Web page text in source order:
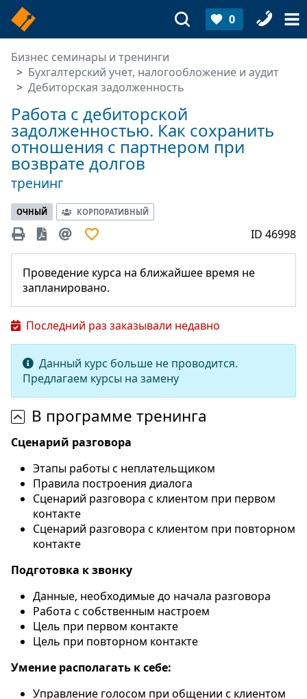
0
Бизнес семинары и тренинги
Бухгалтерский учет, налогообложение и аудит
Дебиторская задолженность
Работа с дебиторской
задолженностью. Как сохранить
отношения с партнером при
возврате долгов
тренинг
ОЧНЫЙ КОРПОРАТИВНЫЙ
ID 46998
Проведение курса на ближайшее время не
запланировано.
Последний раз заказывали недавно
Данный курс больше не проводится.
Предлагаем курсы на замену
В программе тренинга
Сценарий разговора
Этапы работы с неплательщиком
Правила построения диалога
Сценарий разговора с клиентом при первом
контакте
Сценарий разговора с клиентом при повторном
контакте
Подготовка к звонку
Данные, необходимые до начала разговора
Работа с собственным настроем
Цель при первом контакте
Цель при повторном контакте
Умение располагать к себе:
Управление голосом при общении с клиентом